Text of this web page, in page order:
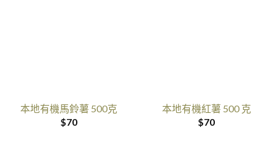
本地有機馬鈴薯 500克
$70
本地有機紅薯 500 克
$70